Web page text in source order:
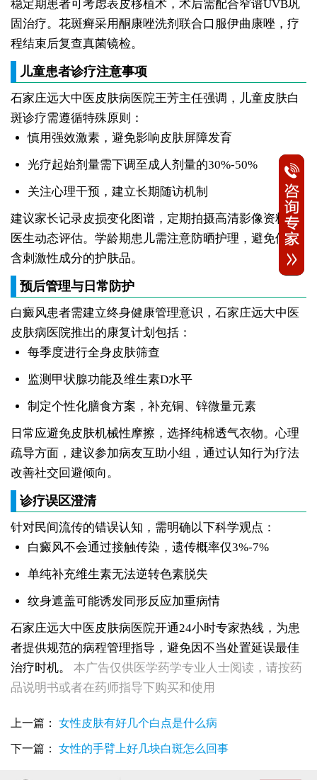
稳定期患者可考虑表皮移植术，术后需配合窄谱UVB巩
固治疗。花斑癣采用酮康唑洗剂联合口服伊曲康唑，疗
程结束后复查真菌镜检。
儿童患者诊疗注意事项
石家庄远大中医皮肤病医院王芳主任强调，儿童皮肤白
斑诊疗需遵循特殊原则：
慎用强效激素，避免影响皮肤屏障发育
光疗起始剂量需下调至成人剂量的30%-50%
关注心理干预，建立长期随访机制
建议家长记录皮损变化图谱，定期拍摄高清影像资料供
医生动态评估。学龄期患儿需注意防晒护理，避免使用
含刺激性成分的护肤品。
预后管理与日常防护
白癜风患者需建立终身健康管理意识，石家庄远大中医
皮肤病医院推出的康复计划包括：
每季度进行全身皮肤筛查
监测甲状腺功能及维生素D水平
制定个性化膳食方案，补充铜、锌微量元素
日常应避免皮肤机械性摩擦，选择纯棉透气衣物。心理
疏导方面，建议参加病友互助小组，通过认知行为疗法
改善社交回避倾向。
诊疗误区澄清
针对民间流传的错误认知，需明确以下科学观点：
白癜风不会通过接触传染，遗传概率仅3%-7%
单纯补充维生素无法逆转色素脱失
纹身遮盖可能诱发同形反应加重病情
石家庄远大中医皮肤病医院开通24小时专家热线，为患
者提供规范的病程管理指导，避免因不当处置延误最佳
治疗时机。
本广告仅供医学药学专业人士阅读，请按药
品说明书或者在药师指导下购买和使用
上一篇： 女性皮肤有好几个白点是什么病
下一篇： 女性的手臂上好几块白斑怎么回事
女性后背腰窝长小白点凹陷处色素变淡，是白癜风早期症状吗
女生脚踝骨节凸起处长白斑 脱色原因与应对方法
女性全身零星长浅白点多处小块白斑是什么
女性手指关节长小白块指关节发白会不会扩
女性尾椎骨白斑是白癜风吗后背浅色皮损判断